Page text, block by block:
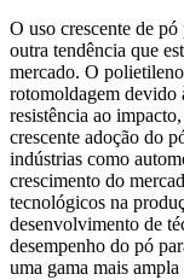
O uso crescente de
outra tendência que
mercado. O
rotomoldagem devido
resistência ao
crescente adoção do
indústrias como
crescimento do
tecnológicos na
desenvolvimento de
desempenho do pó
uma gama mais ampla